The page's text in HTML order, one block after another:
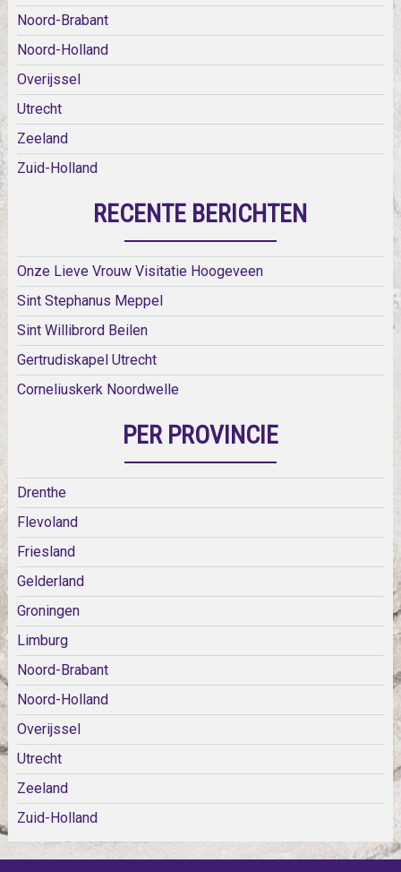
Noord-Brabant
Noord-Holland
Overijssel
Utrecht
Zeeland
Zuid-Holland
RECENTE BERICHTEN
Onze Lieve Vrouw Visitatie Hoogeveen
Sint Stephanus Meppel
Sint Willibrord Beilen
Gertrudiskapel Utrecht
Corneliuskerk Noordwelle
PER PROVINCIE
Drenthe
Flevoland
Friesland
Gelderland
Groningen
Limburg
Noord-Brabant
Noord-Holland
Overijssel
Utrecht
Zeeland
Zuid-Holland